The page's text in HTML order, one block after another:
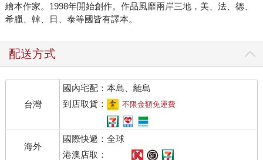
繪本作家。1998年開始創作。作品風靡兩岸三地，美、法、德、
希臘、韓、日、泰等國皆有譯本。
配送方式
台灣
國內宅配：本島、離島
到店取貨：
不限金額免運費
海外
國際快遞：全球
港澳店取：